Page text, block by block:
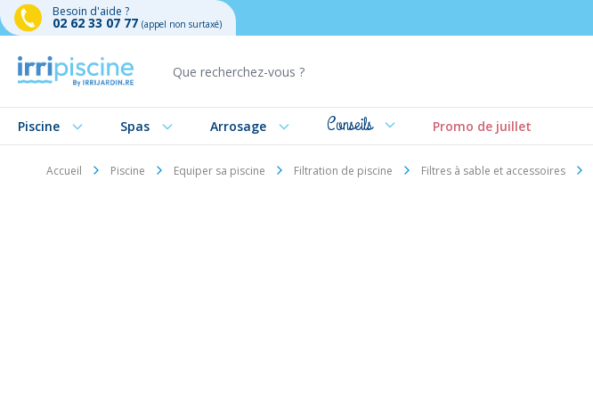
Besoin d'aide ?
02 62 33 07 77 (appel non surtaxé)
Piscine Spas Arrosage Conseils Promo de juillet
Accueil Piscine Equiper sa piscine Filtration de piscine Filtres à sable et accessoires